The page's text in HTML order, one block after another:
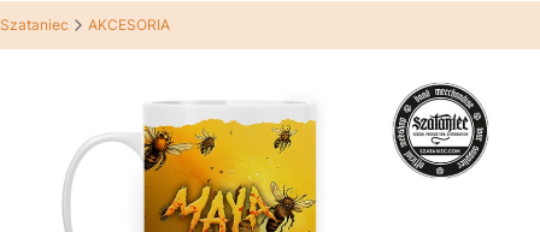
Szataniec AKCESORIA